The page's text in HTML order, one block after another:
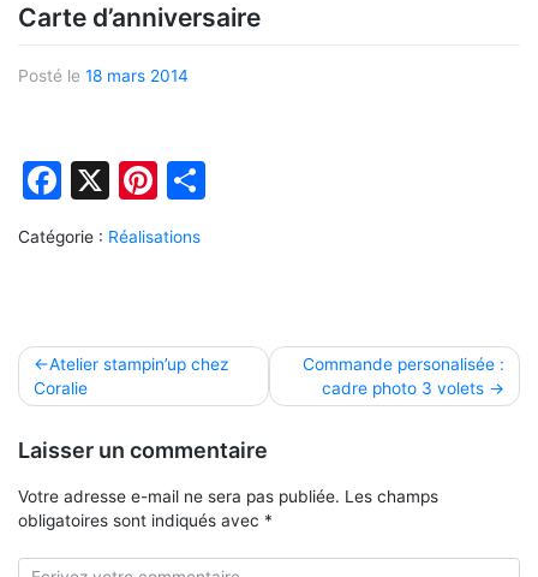
Carte d’anniversaire
Posté le 18 mars 2014
Facebook
X Pinterest
Catégorie : Réalisations
Navigation
de
l’article
Atelier stampin’up chez
Coralie
Commande personalisée :
cadre photo 3 volets
Laisser un commentaire
Votre adresse e-mail ne sera pas publiée. Les champs
obligatoires sont indiqués avec *